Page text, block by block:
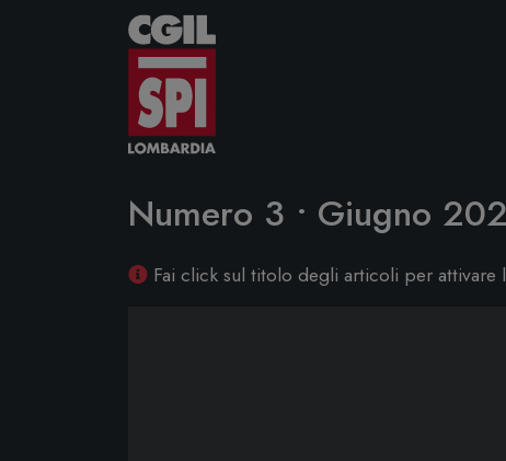
Vai al contenuto
Numero 3 • Giugno
Fai click sul titolo degli articoli per